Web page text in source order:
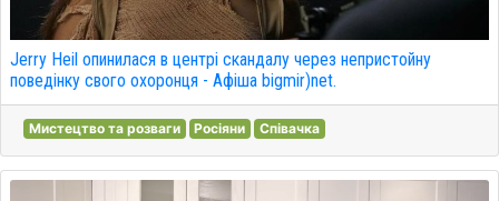
Jerry Heil опинилася в центрі скандалу через непристойну
поведінку свого охоронця - Афіша bigmir)net.
Мистецтво та розваги Росіяни Співачка